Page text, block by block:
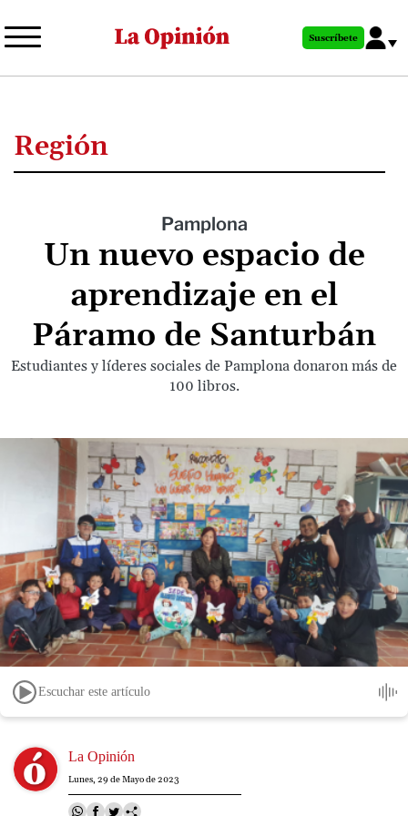
al
principal
Suscríbete
Región
Pamplona
Un nuevo espacio de
aprendizaje en el
Páramo de Santurbán
Estudiantes y líderes sociales de Pamplona donaron más de
100 libros.
Escuchar este artículo
Image La Opinión
Lunes, 29 de Mayo de 2023